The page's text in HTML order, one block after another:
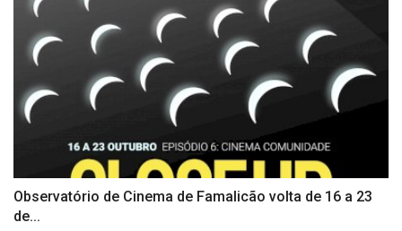
Observatório de Cinema de Famalicão volta de 16 a 23
de...